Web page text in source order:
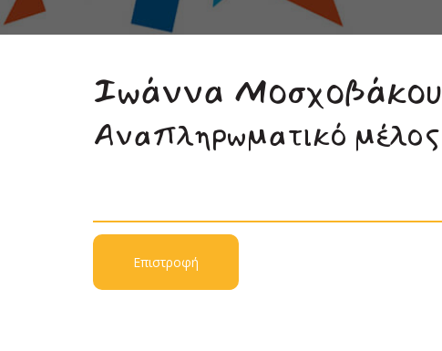
Ιωάννα Μοσχοβάκου
Αναπληρωματικό μέλος
Επιστροφή